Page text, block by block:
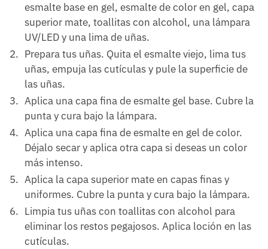
esmalte base en gel, esmalte de color en gel, capa
superior mate, toallitas con alcohol, una lámpara
UV/LED y una lima de uñas.
Prepara tus uñas. Quita el esmalte viejo, lima tus
uñas, empuja las cutículas y pule la superficie de
las uñas.
Aplica una capa fina de esmalte gel base. Cubre la
punta y cura bajo la lámpara.
Aplica una capa fina de esmalte en gel de color.
Déjalo secar y aplica otra capa si deseas un color
más intenso.
Aplica la capa superior mate en capas finas y
uniformes. Cubre la punta y cura bajo la lámpara.
Limpia tus uñas con toallitas con alcohol para
eliminar los restos pegajosos. Aplica loción en las
cutículas.